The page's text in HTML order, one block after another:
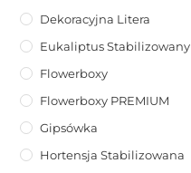
Dekoracyjna Litera
Eukaliptus Stabilizowany
Flowerboxy
Flowerboxy PREMIUM
Gipsówka
Hortensja Stabilizowana